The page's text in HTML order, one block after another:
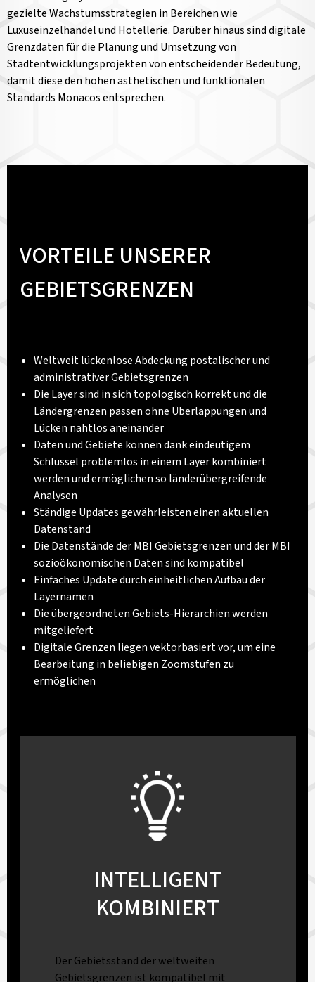
gezielte Wachstumsstrategien in Bereichen wie
Luxuseinzelhandel und Hotellerie. Darüber hinaus sind digitale
Grenzdaten für die Planung und Umsetzung von
Stadtentwicklungsprojekten von entscheidender Bedeutung,
damit diese den hohen ästhetischen und funktionalen
Standards Monacos entsprechen.
VORTEILE UNSERER
GEBIETSGRENZEN
Weltweit lückenlose Abdeckung postalischer und
administrativer Gebietsgrenzen
Die Layer sind in sich topologisch korrekt und die
Ländergrenzen passen ohne Überlappungen und
Lücken nahtlos aneinander
Daten und Gebiete können dank eindeutigem
Schlüssel problemlos in einem Layer kombiniert
werden und ermöglichen so länderübergreifende
Analysen
Ständige Updates gewährleisten einen aktuellen
Datenstand
Die Datenstände der MBI Gebietsgrenzen und der MBI
sozioökonomischen Daten sind kompatibel
Einfaches Update durch einheitlichen Aufbau der
Layernamen
Die übergeordneten Gebiets-Hierarchien werden
mitgeliefert
Digitale Grenzen liegen vektorbasiert vor, um eine
Bearbeitung in beliebigen Zoomstufen zu
ermöglichen
INTELLIGENT
KOMBINIERT
Der Gebietsstand der weltweiten
Gebietsgrenzen ist kompatibel mit